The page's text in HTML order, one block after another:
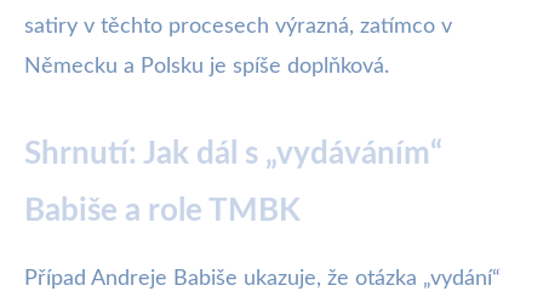
satiry v těchto procesech výrazná, zatímco v
Německu a Polsku je spíše doplňková.
Shrnutí: Jak dál s „vydáváním“
Babiše a role TMBK
Případ Andreje Babiše ukazuje, že otázka „vydání“